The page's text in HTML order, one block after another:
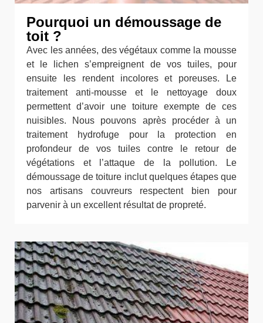
Pourquoi un démoussage de
toit ?
Avec les années, des végétaux comme la mousse
et le lichen s’empreignent de vos tuiles, pour
ensuite les rendent incolores et poreuses. Le
traitement anti-mousse et le nettoyage doux
permettent d’avoir une toiture exempte de ces
nuisibles. Nous pouvons après procéder à un
traitement hydrofuge pour la protection en
profondeur de vos tuiles contre le retour de
végétations et l’attaque de la pollution. Le
démoussage de toiture inclut quelques étapes que
nos artisans couvreurs respectent bien pour
parvenir à un excellent résultat de propreté.